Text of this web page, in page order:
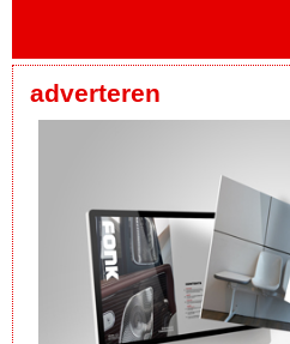
adverteren